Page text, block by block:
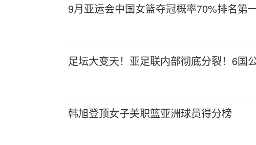
9月亚运会中国女篮夺冠概率70%排名第
足坛大变天！亚足联内部彻底分裂！6国
韩旭登顶女子美职篮亚洲球员得分榜